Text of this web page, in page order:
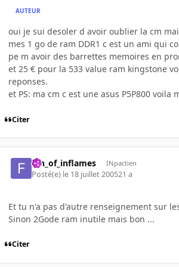
AUTEUR
oui je sui desoler d avoir oublier la cm
mes 1 go de ram DDR1 c est un ami qui
pe m avoir des barrettes memoires en
et 25 € pour la 533 value ram kingstone
reponses.
et PS: ma cm c est une asus P5P800 voila
Citer
fan_of_inflames INpactien
Posté(e) le 18 juillet 200521 a
Et tu n'a pas d'autre renseignement sur
Sinon 2Gode ram inutile mais bon ...
Citer